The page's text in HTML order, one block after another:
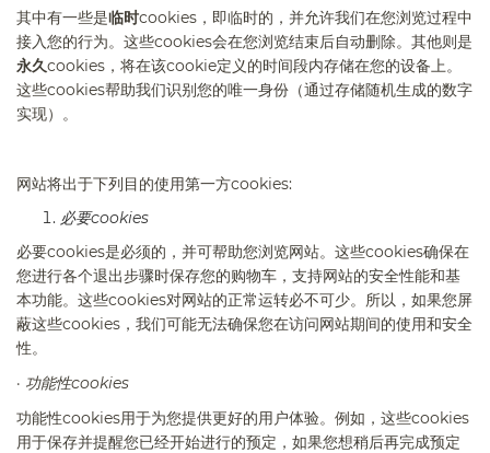
其中有一些是临时cookies ，即临时的，并允许我们在您浏览过程中
接入您的行为。这些cookies会在您浏览结束后自动删除。其他则是
永久cookies ，将在该cookie定义的时间段内存储在您的设备上。
这些cookies帮助我们识别您的唯一身份（通过存储随机生成的数字
实现）。
网站将出于下列目的使用第一方cookies:
必要cookies
必要cookies是必须的，并可帮助您浏览网站。这些cookies确保在
您进行各个退出步骤时保存您的购物车，支持网站的安全性能和基
本功能。这些cookies对网站的正常运转必不可少。所以，如果您屏
蔽这些cookies ，我们可能无法确保您在访问网站期间的使用和安全
性。
· 功能性cookies
功能性cookies用于为您提供更好的用户体验。例如，这些cookies
用于保存并提醒您已经开始进行的预定，如果您想稍后再完成预定